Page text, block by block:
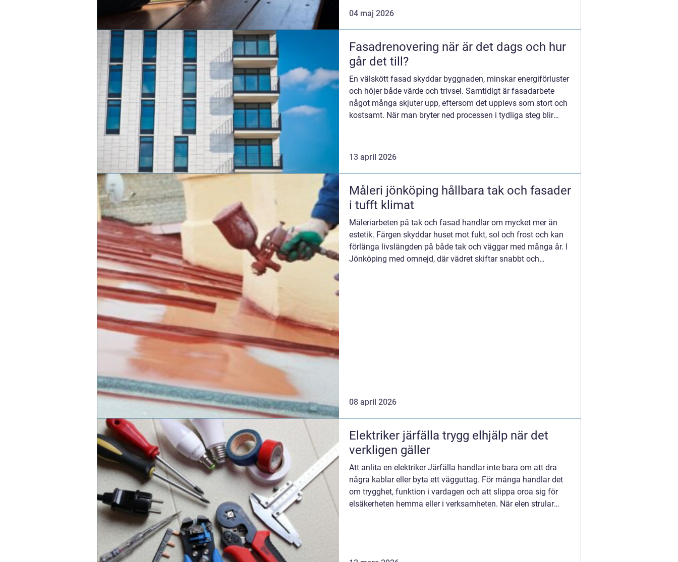
04 maj 2026
Fasadrenovering när är det dags och hur
går det till?
En välskött fasad skyddar byggnaden, minskar energiförluster
och höjer både värde och trivsel. Samtidigt är fasadarbete
något många skjuter upp, eftersom det upplevs som stort och
kostsamt. När man bryter ned processen i tydliga steg blir
13 april 2026
Måleri jönköping hållbara tak och fasader
i tufft klimat
Måleriarbeten på tak och fasad handlar om mycket mer än
estetik. Färgen skyddar huset mot fukt, sol och frost och kan
förlänga livslängden på både tak och väggar med många år. I
Jönköping med omnejd, där vädret skiftar snabbt och
08 april 2026
Elektriker järfälla trygg elhjälp när det
verkligen gäller
Att anlita en elektriker Järfälla handlar inte bara om att dra
några kablar eller byta ett vägguttag. För många handlar det
om trygghet, funktion i vardagen och att slippa oroa sig för
elsäkerheten hemma eller i verksamheten. När elen strular